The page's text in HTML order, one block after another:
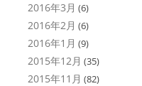
2016年3月 (6)
2016年2月 (6)
2016年1月 (9)
2015年12月 (35)
2015年11月 (82)